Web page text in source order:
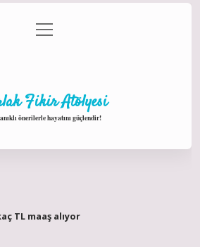
Gizlilik Politikası
menüyü
aç
Fikir Atölyesi
önerilerle hayatını güçlendir!
TL maaş alıyor